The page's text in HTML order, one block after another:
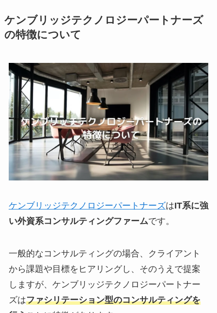
ケンブリッジテクノロジーパートナーズ
の特徴について
ケンブリッジテクノロジーパートナーズはIT系に強
い外資系コンサルティングファームです。
一般的なコンサルティングの場合、クライアント
から課題や目標をヒアリングし、そのうえで提案
しますが、ケンブリッジテクノロジーパートナー
ズはファシリテーション型のコンサルティングを